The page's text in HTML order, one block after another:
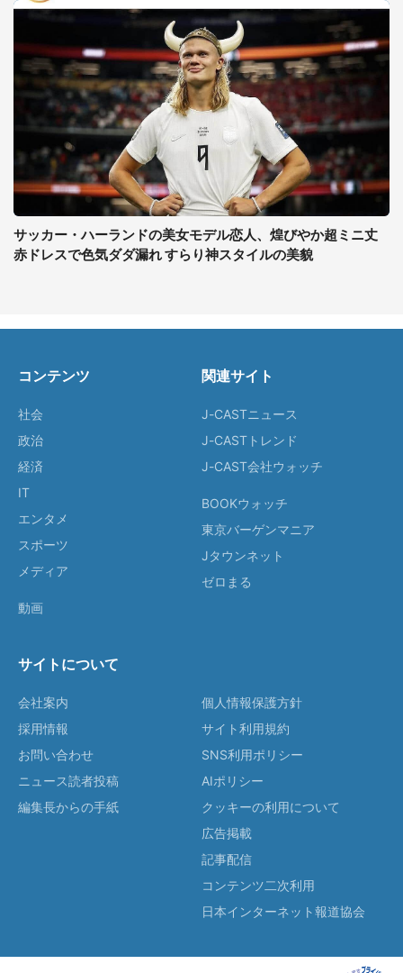
サッカー・ハーランドの美女モデル恋人、煌びやか超ミニ丈
赤ドレスで色気ダダ漏れ すらり神スタイルの美貌
コンテンツ
社会
政治
経済
IT
エンタメ
スポーツ
メディア
動画
関連サイト
J-CASTニュース
J-CASTトレンド
J-CAST会社ウォッチ
BOOKウォッチ
東京バーゲンマニア
Jタウンネット
ゼロまる
サイトについて
会社案内
採用情報
お問い合わせ
ニュース読者投稿
編集長からの手紙
個人情報保護方針
サイト利用規約
SNS利用ポリシー
AIポリシー
クッキーの利用について
広告掲載
記事配信
コンテンツ二次利用
日本インターネット報道協会